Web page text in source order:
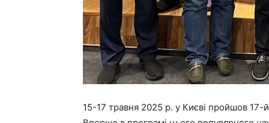
15-17 травня 2025 р. у Києві пройшов 17-